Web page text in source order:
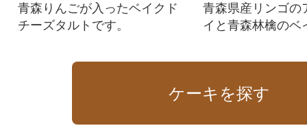
青森りんごが入ったベイクド
チーズタルトです。
青森県産リンゴの
イと青森林檎のベ
ケーキを探す